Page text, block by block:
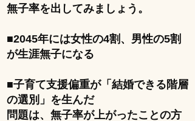
無子率を出してみましょう。
■2045年には女性の4割、男性の5割
が生涯無子になる
■子育て支援偏重が「結婚できる階層
の選別」を生んだ
問題は、無子率が上がったことの方